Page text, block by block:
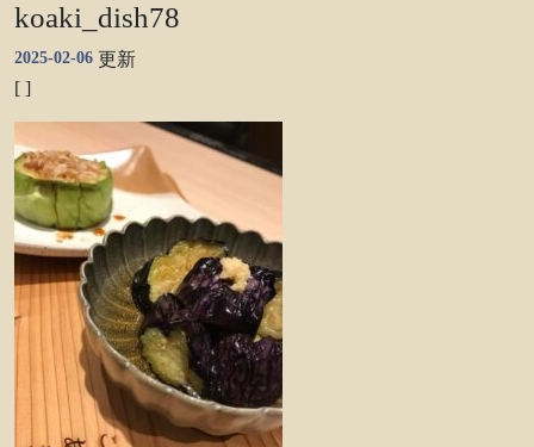
koaki_dish78
2025-02-06 更新
[ ]